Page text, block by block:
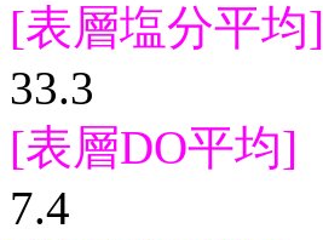
[表層塩分平均]
33.3
[表層DO平均]
7.4